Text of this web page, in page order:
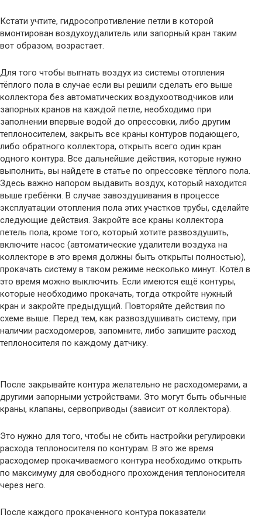
Кстати учтите, гидросопротивление петли в которой
вмонтирован воздухоудалитель или запорный кран таким
вот образом, возрастает.
Для того чтобы выгнать воздух из системы отопления
тёплого пола в случае если вы решили сделать его выше
коллектора без автоматических воздухоотводчиков или
запорных кранов на каждой петле, необходимо при
заполнении впервые водой до опрессовки, либо другим
теплоносителем, закрыть все краны контуров подающего,
либо обратного коллектора, открыть всего один кран
одного контура. Все дальнейшие действия, которые нужно
выполнить, вы найдете в статье по опрессовке тёплого пола.
Здесь важно напором выдавить воздух, который находится
выше гребёнки. В случае завоздушивания в процессе
эксплуатации отопления пола этих участков трубы, сделайте
следующие действия. Закройте все краны коллектора
петель пола, кроме того, который хотите развоздушить,
включите насос (автоматические удалители воздуха на
коллекторе в это время должны быть открыты полностью),
прокачать систему в таком режиме несколько минут. Котёл в
это время можно выключить. Если имеются ещё контуры,
которые необходимо прокачать, тогда откройте нужный
кран и закройте предыдущий. Повторяйте действия по
схеме выше. Перед тем, как развоздушивать систему, при
наличии расходомеров, запомните, либо запишите расход
теплоносителя по каждому датчику.
После закрывайте контура желательно не расходомерами, а
другими запорными устройствами. Это могут быть обычные
краны, клапаны, сервоприводы (зависит от коллектора).
Это нужно для того, чтобы не сбить настройки регулировки
расхода теплоносителя по контурам. В это же время
расходомер прокачиваемого контура необходимо открыть
по максимуму для свободного прохождения теплоносителя
через него.
После каждого прокаченного контура показатели